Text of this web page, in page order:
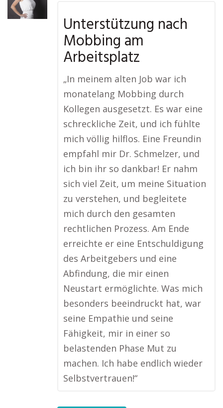
Unterstützung nach
Mobbing am
Arbeitsplatz
„In meinem alten Job war ich
monatelang Mobbing durch
Kollegen ausgesetzt. Es war eine
schreckliche Zeit, und ich fühlte
mich völlig hilflos. Eine Freundin
empfahl mir Dr. Schmelzer, und
ich bin ihr so dankbar! Er nahm
sich viel Zeit, um meine Situation
zu verstehen, und begleitete
mich durch den gesamten
rechtlichen Prozess. Am Ende
erreichte er eine Entschuldigung
des Arbeitgebers und eine
Abfindung, die mir einen
Neustart ermöglichte. Was mich
besonders beeindruckt hat, war
seine Empathie und seine
Fähigkeit, mir in einer so
belastenden Phase Mut zu
machen. Ich habe endlich wieder
Selbstvertrauen!“